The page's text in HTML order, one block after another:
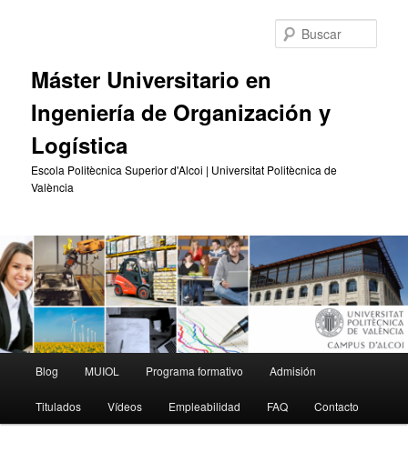
Máster Universitario en
Ingeniería de Organización y
Logística
Escola Politècnica Superior d'Alcoi | Universitat Politècnica de
València
principal
Blog MUIOL Programa formativo Admisión
Titulados Vídeos Empleabilidad FAQ Contacto